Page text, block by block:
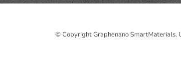
© Copyright Graphenano SmartMaterials.